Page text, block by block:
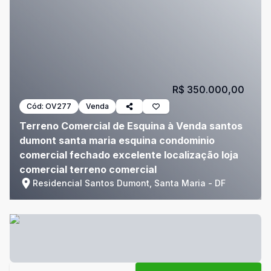
Cód: OV277 Venda
Terreno Comercial de Esquina à Venda santos
dumont santa maria esquina condominio
comercial fechado excelente localização loja
comercial terreno comercial
Residencial Santos Dumont, Santa Maria - DF
R$ 350.000,00